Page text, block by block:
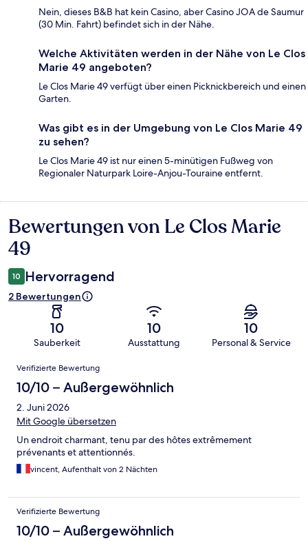
Nein, dieses B&B hat kein Casino, aber Casino JOA de Saumur
(30 Min. Fahrt) befindet sich in der Nähe.
Welche Aktivitäten werden in der Nähe von Le Clos
Marie 49 angeboten?
Le Clos Marie 49 verfügt über einen Picknickbereich und einen
Garten.
Was gibt es in der Umgebung von Le Clos Marie 49
zu sehen?
Le Clos Marie 49 ist nur einen 5-minütigen Fußweg von
Regionaler Naturpark Loire-Anjou-Touraine entfernt.
Bewertungen
Bewertungen von Le Clos Marie
49
10 Hervorragend
2 Bewertungen
10
Sauberkeit
10
Ausstattung
10
Personal & Service
Bewertungen
Verifizierte Bewertung
10/10 – Außergewöhnlich
2. Juni 2026
Mit Google übersetzen
Un endroit charmant, tenu par des hôtes extrêmement
prévenants et attentionnés.
vincent, Aufenthalt von 2 Nächten
Verifizierte Bewertung
10/10 – Außergewöhnlich